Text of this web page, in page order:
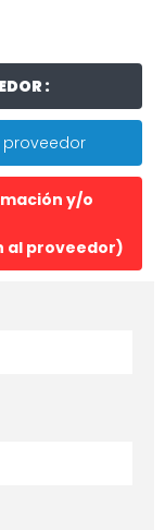
:
y/o
al proveedor)